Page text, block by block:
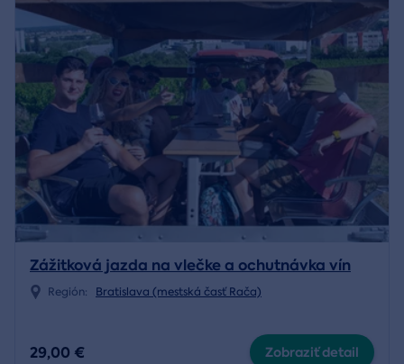
Zážitková jazda na vlečke a ochutnávka vín
Región: Bratislava (mestská časť Rača)
29,00 € Zobraziť detail